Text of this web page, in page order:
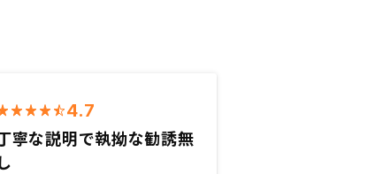
4.7
寧な説明で執拗な勧誘無